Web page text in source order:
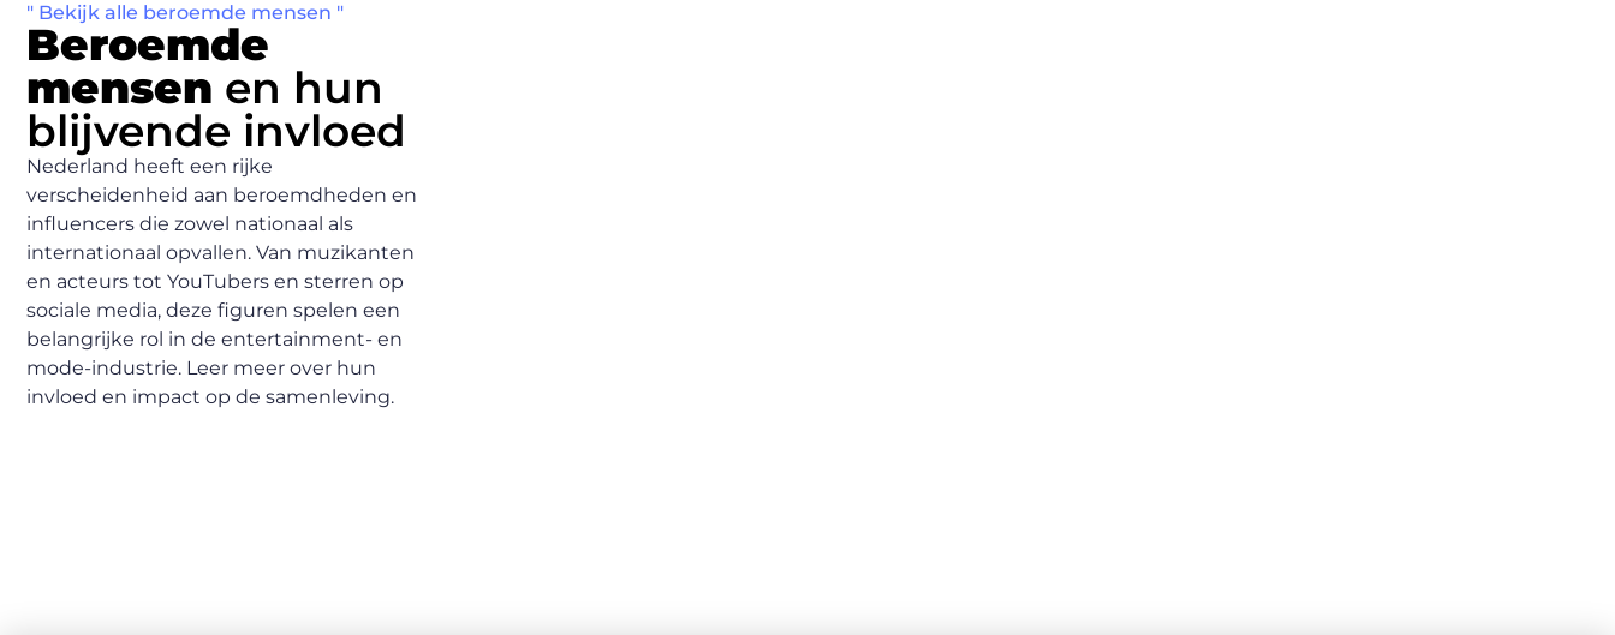
" Bekijk alle beroemde mensen "
Beroemde
mensen en hun
blijvende invloed
Nederland heeft een rijke
verscheidenheid aan beroemdheden en
influencers die zowel nationaal als
internationaal opvallen. Van muzikanten
en acteurs tot YouTubers en sterren op
sociale media, deze figuren spelen een
belangrijke rol in de entertainment- en
mode-industrie. Leer meer over hun
invloed en impact op de samenleving.